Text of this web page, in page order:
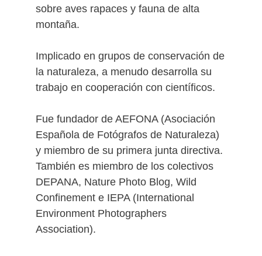
sobre aves rapaces y fauna de alta
montaña.
Implicado en grupos de conservación de
la naturaleza, a menudo desarrolla su
trabajo en cooperación con científicos.
Fue fundador de AEFONA (Asociación
Española de Fotógrafos de Naturaleza)
y miembro de su primera junta directiva.
También es miembro de los colectivos
DEPANA, Nature Photo Blog, Wild
Confinement e IEPA (International
Environment Photographers
Association).